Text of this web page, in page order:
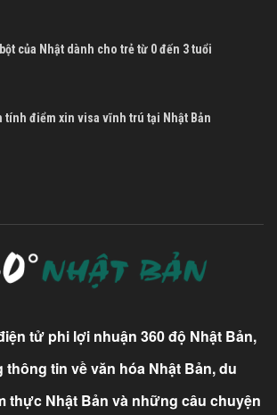
của Nhật dành cho trẻ từ 0 đến 3 tuổi
tính điểm xin visa vĩnh trú tại Nhật Bản
tử phi lợi nhuận 360 độ Nhật Bản,
tin về văn hóa Nhật Bản, du
thực Nhật Bản và những câu chuyện